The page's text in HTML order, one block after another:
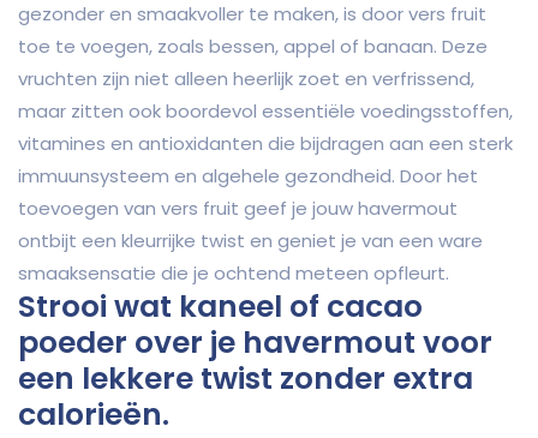
gezonder en smaakvoller te maken, is door vers fruit
toe te voegen, zoals bessen, appel of banaan. Deze
vruchten zijn niet alleen heerlijk zoet en verfrissend,
maar zitten ook boordevol essentiële voedingsstoffen,
vitamines en antioxidanten die bijdragen aan een sterk
immuunsysteem en algehele gezondheid. Door het
toevoegen van vers fruit geef je jouw havermout
ontbijt een kleurrijke twist en geniet je van een ware
smaaksensatie die je ochtend meteen opfleurt.
Strooi wat kaneel of cacao
poeder over je havermout voor
een lekkere twist zonder extra
calorieën.